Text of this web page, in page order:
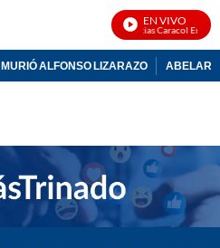
EN VIVO
Noticias Caracol En Vivo
MURIÓ ALFONSO LIZARAZO